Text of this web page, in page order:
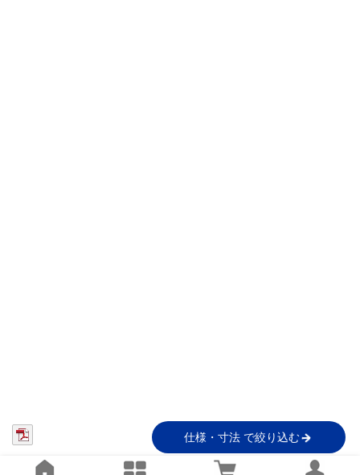
仕様・寸法 で絞り込む